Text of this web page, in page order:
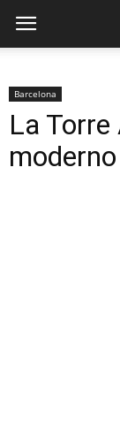
Barcelona
La Torre